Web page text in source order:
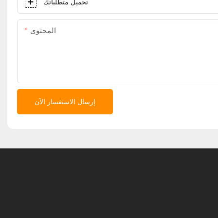
المحتوى
إرسال الاستفسار الآن